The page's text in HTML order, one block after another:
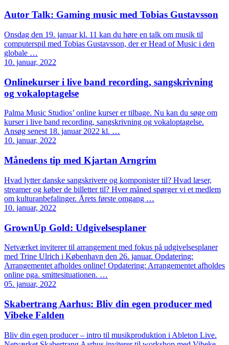
Autor Talk: Gaming music med Tobias Gustavsson
Onsdag den 19. januar kl. 11 kan du høre en talk om musik til
computerspil med Tobias Gustavsson, der er Head of Music i den
globale …
10. januar, 2022
Onlinekurser i live band recording, sangskrivning
og vokaloptagelse
Palma Music Studios’ online kurser er tilbage. Nu kan du søge om
kurser i live band recording, sangskrivning og vokaloptagelse.
Ansøg senest 18. januar 2022 kl. …
10. januar, 2022
Månedens tip med Kjartan Arngrim
Hvad lytter danske sangskrivere og komponister til? Hvad læser,
streamer og køber de billetter til? Hver måned spørger vi et medlem
om kulturanbefalinger. Årets første omgang …
10. januar, 2022
GrownUp Gold: Udgivelsesplaner
Netværket inviterer til arrangement med fokus på udgivelsesplaner
med Trine Ulrich i København den 26. januar. Opdatering:
Arrangementet afholdes online! Opdatering: Arrangementet afholdes
online pga. smittesituationen. …
05. januar, 2022
Skabertrang Aarhus: Bliv din egen producer med
Vibeke Falden
Bliv din egen producer – intro til musikproduktion i Ableton Live.